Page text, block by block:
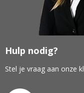
Hulp nodig?
Stel je vraag aan onze